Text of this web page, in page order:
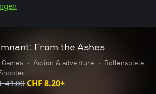
From the Ashes
Games • Action & adventure •
Rollenspiele
41.00 CHF 8.20+